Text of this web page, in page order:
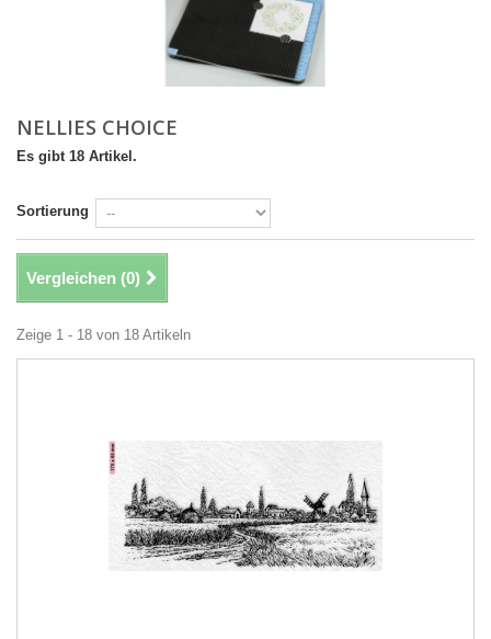
NELLIES CHOICE
Es gibt 18 Artikel.
Sortierung
Vergleichen (0)
Zeige 1 - 18 von 18 Artikeln